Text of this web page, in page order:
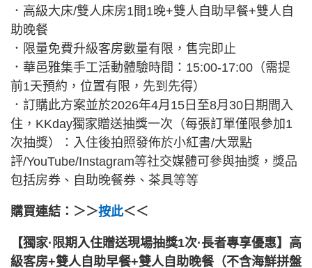
．高級大床/雙人床房1間1晚+雙人自助早餐+雙人自
助晚餐
．限量免費升級客房數量有限，售完即止
．華邑雅集手工活動體驗時間：15:00-17:00（需提
前1天預約，位置有限，先到先得）
．訂購此方案並於2026年4月15日至8月30日期間入
住，KKday獨家贈送抽獎一次（每張訂單僅限參加1
次抽獎）：入住後拍照發佈於小紅書/大眾點
評/YouTube/Instagram等社交媒體可參與抽獎，獎品
包括房券、自助晚餐券、茶具等等
購買連結：＞＞按此＜＜
【獨家·限期入住贈送現場抽獎1次·長者專享優惠】高
級客房+雙人自助早餐+雙人自助晚餐（不含海鮮拼盤